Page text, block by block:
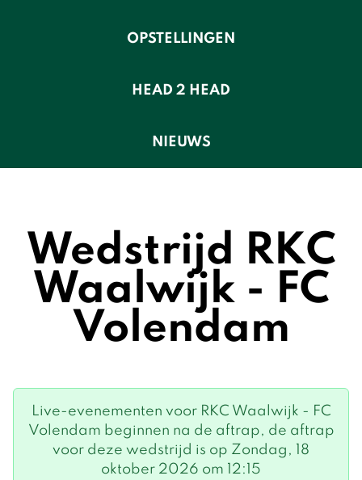
OPSTELLINGEN
HEAD 2 HEAD
NIEUWS
Wedstrijd RKC
Waalwijk - FC
Volendam
Live-evenementen voor RKC Waalwijk - FC
Volendam beginnen na de aftrap, de aftrap
voor deze wedstrijd is op Zondag, 18
oktober 2026 om 12:15